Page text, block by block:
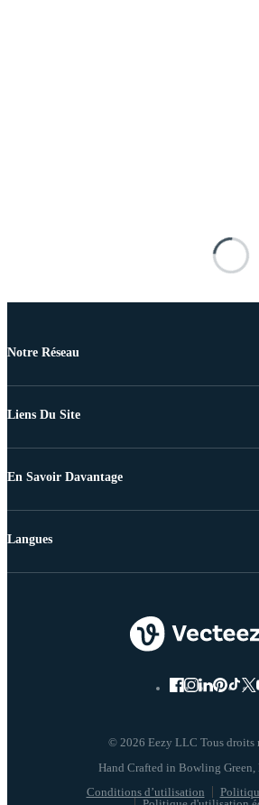
Notre Réseau
Liens Du Site
En Savoir Davantage
© 2026 Eezy LLC Tous droits
Conditions d’utilisation
Langues